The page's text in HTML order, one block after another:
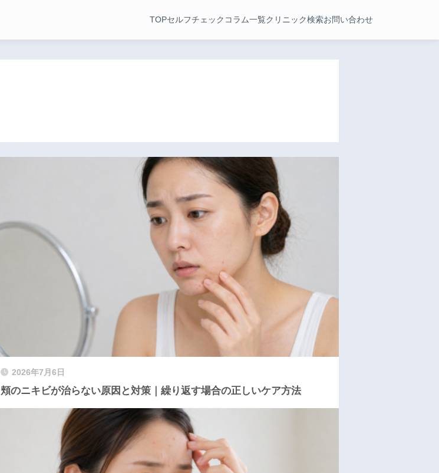
TOPセルフチェック コラム一覧クリニック検索お問い合わせ
2026年7月6日
頬のニキビが治らない原因と対策｜繰り返す場合の正しいケア方法